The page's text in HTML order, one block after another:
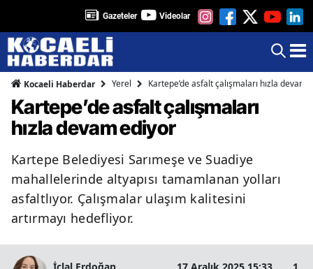
Gazeteler Videolar
Kocaeli Haberdar Yerel Kartepe’de asfalt çalışmaları hızla devam
Kartepe’de asfalt çalışmaları
hızla devam ediyor
Kartepe Belediyesi Sarımeşe ve Suadiye
mahallelerinde altyapısı tamamlanan yolları
asfaltlıyor. Çalışmalar ulaşım kalitesini
artırmayı hedefliyor.